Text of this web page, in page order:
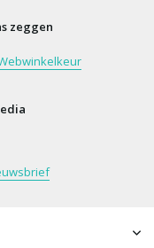
zeggen